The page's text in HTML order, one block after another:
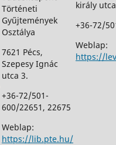
Történeti
Gyűjtemények
Osztálya
7621 Pécs,
Szepesy Ignác
utca 3.
+36-72/501-
600/22651, 22675
Weblap:
https://lib.pte.hu/
király
+36-72/
Weblap:
https://